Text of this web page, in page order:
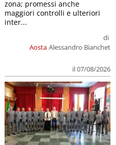
Aosta
di
Alessandro Bianchet
il 07/08/2026
zona; promessi anche
maggiori controlli e ulteriori
inter...